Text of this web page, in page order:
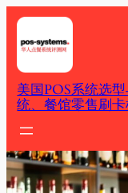
Skip
content
美国POS系统选
统、餐馆零售刷